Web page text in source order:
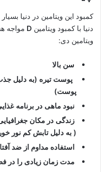
دنیا با کمبود ویتامین D مواجه
ویتامین دی:
سن بالا
پوست تیره (به دلیل
پوست)
نبود ماهی در برنامه
زندگی در مکان
( به دلیل تابش کم نور
استفاده مداوم از ضد
مدت زمان زیادی را در